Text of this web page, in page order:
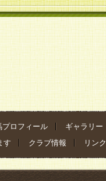
プロフィール ギャラリー
す クラブ情報 リンク